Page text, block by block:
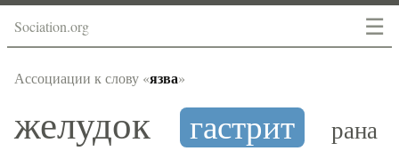
☰
Sociation.org
Ассоциации к слову «язва»
желудок гастрит
рана